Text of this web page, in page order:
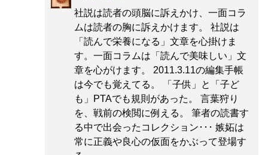
社説は読者の頭脳に訴えかけ、一面コラ
ムは読者の胸に訴えかけます。 社説は
「読んで栄養になる」文章を心掛けま
す。一面コラムは「読んで美味しい」文
章を心がけます。 2011.3.11の編集手帳
は今でも覚えてる。 「子供」と「子ど
も」PTAでも規則があった。 言葉狩り
を、戦前の検閲に例える。 筆者の読書す
る中で出会ったコレクション･･･ 嫉妬は
常に正義や良心の仮面をかぶって登場す